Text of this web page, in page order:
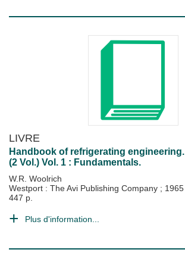
LIVRE
Handbook of refrigerating engineering.
(2 Vol.) Vol. 1 : Fundamentals.
W.R. Woolrich
Westport : The Avi Publishing Company ; 1965
447 p.
Plus d'information...